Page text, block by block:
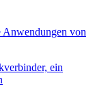
von
ein